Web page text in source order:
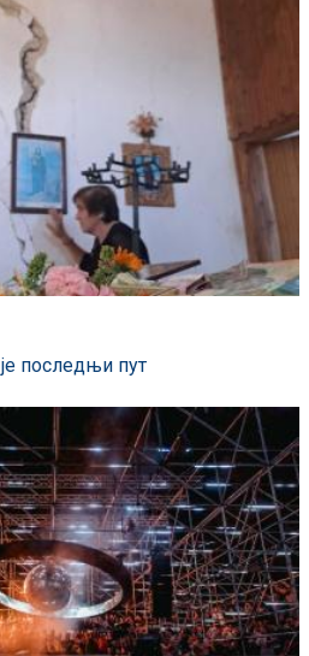
последњи пут